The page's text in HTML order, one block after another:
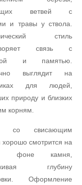
ветвей с
и травы у ствола.
стиль
связь с
и памятью.
выглядит на
для людей,
природу и близких
корням.
со свисающим
смотрится на
фоне камня,
глубину
Оформление